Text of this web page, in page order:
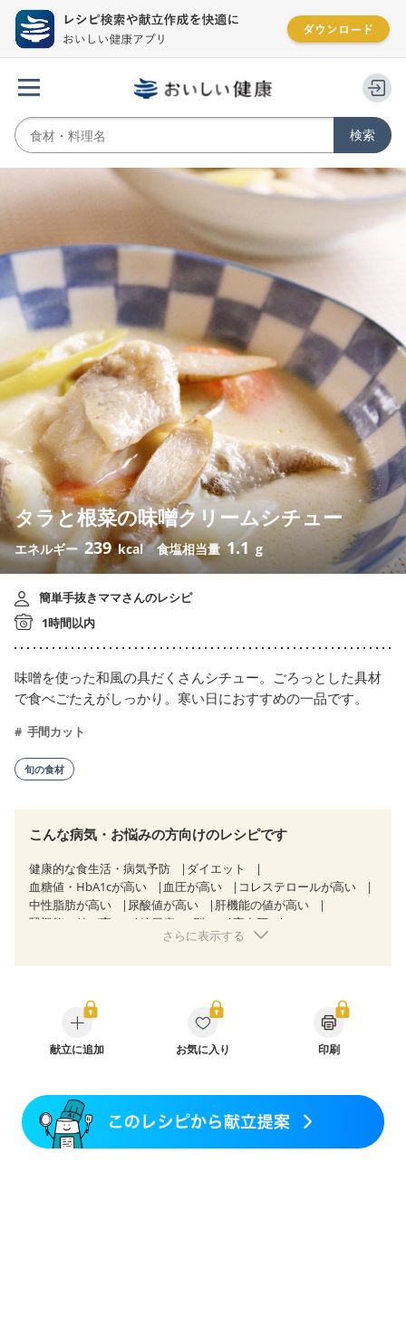
タラと根菜の味噌クリームシチュー
エネルギー 239 kcal 食塩相当量1.1 g
簡単手抜きママさんのレシピ
1時間以内
味噌を使った和風の具だくさんシチュー。ごろっとした具材
で食べごたえがしっかり。寒い日におすすめの一品です。
手間カット
旬の食材
こんな病気・お悩みの方向けのレシピです
健康的な食生活・病気予防
ダイエット
血糖値・HbA1cが高い
血圧が高い
コレステロールが高い
中性脂肪が高い
尿酸値が高い
肝機能の値が高い
腎機能の値が高い
糖尿病（2型）
高血圧
胃ポリープ
胆石症
糖尿病性腎症（第３期）
CKD（ステージ１）
CKD（ステージ２）
乳がん（抗がん剤治療中）
乳がん（ホルモン療法中）
乳がん（放射線治療中）
妊婦健診・血圧が気になる（初期）
妊婦健診・血糖値が気になる（初期）
妊娠高血圧(中期)
妊娠糖尿病(初期)
さらに表示する
献立に追加 お気に入り 印刷